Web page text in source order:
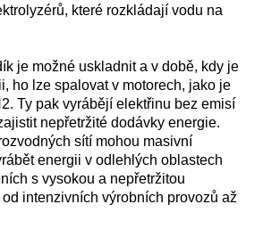
které rozkládají vodu na
je možné uskladnit a v době, kdy je
ho lze spalovat v motorech, jako je
Ty pak vyrábějí elektřinu bez emisí
nepřetržité dodávky energie.
sítí mohou masivní
energii v odlehlých oblastech
s vysokou a nepřetržitou
intenzivních výrobních provozů až